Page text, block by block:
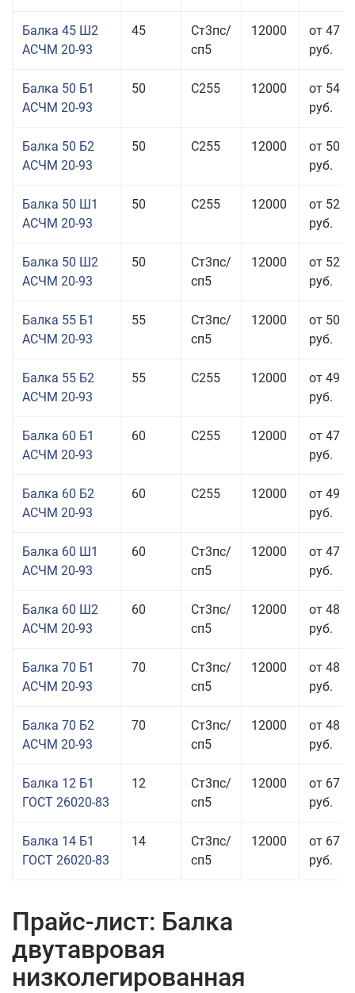
Балка 45 Ш2
АСЧМ 20-93
45
Ст3пс/
сп5
12000
от 47
руб.
Балка 50 Б1
АСЧМ 20-93
50 С255 12000
от 54
руб.
Балка 50 Б2
АСЧМ 20-93
50 С255 12000
от 50
руб.
Балка 50 Ш1
АСЧМ 20-93
50 С255 12000
от 52
руб.
Балка 50 Ш2
АСЧМ 20-93
50
Ст3пс/
сп5
12000
от 52
руб.
Балка 55 Б1
АСЧМ 20-93
55
Ст3пс/
сп5
12000
от 50
руб.
Балка 55 Б2
АСЧМ 20-93
55 С255 12000
от 49
руб.
Балка 60 Б1
АСЧМ 20-93
60 С255 12000
от 47
руб.
Балка 60 Б2
АСЧМ 20-93
60 С255 12000
от 49
руб.
Балка 60 Ш1
АСЧМ 20-93
60
Ст3пс/
сп5
12000
от 47
руб.
Балка 60 Ш2
АСЧМ 20-93
60
Ст3пс/
сп5
12000
от 48
руб.
Балка 70 Б1
АСЧМ 20-93
70
Ст3пс/
сп5
12000
от 48
руб.
Балка 70 Б2
АСЧМ 20-93
70
Ст3пс/
сп5
12000
от 48
руб.
Балка 12 Б1
ГОСТ 26020-83
12
Ст3пс/
сп5
12000
от 67
руб.
Балка 14 Б1
ГОСТ 26020-83
14
Ст3пс/
сп5
12000
от 67
руб.
Прайс-лист: Балка
двутавровая
низколегированная